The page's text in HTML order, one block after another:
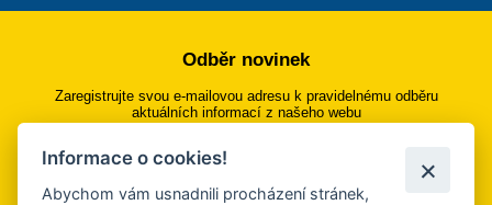
Odběr novinek
Zaregistrujte svou e-mailovou adresu k pravidelnému odběru
aktuálních informací z našeho webu
Přihlásit se k odběru
Informace o cookies!
Abychom vám usnadnili procházení stránek,